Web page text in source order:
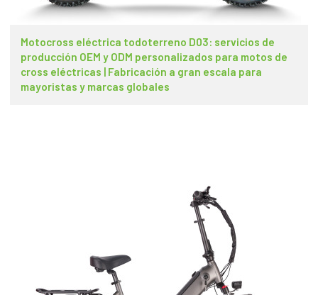
Motocross eléctrica todoterreno D03: servicios de
producción OEM y ODM personalizados para motos de
cross eléctricas | Fabricación a gran escala para
mayoristas y marcas globales